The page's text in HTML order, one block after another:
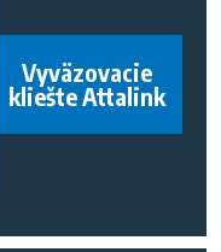
Vyväzovacie
kliešte Attalink